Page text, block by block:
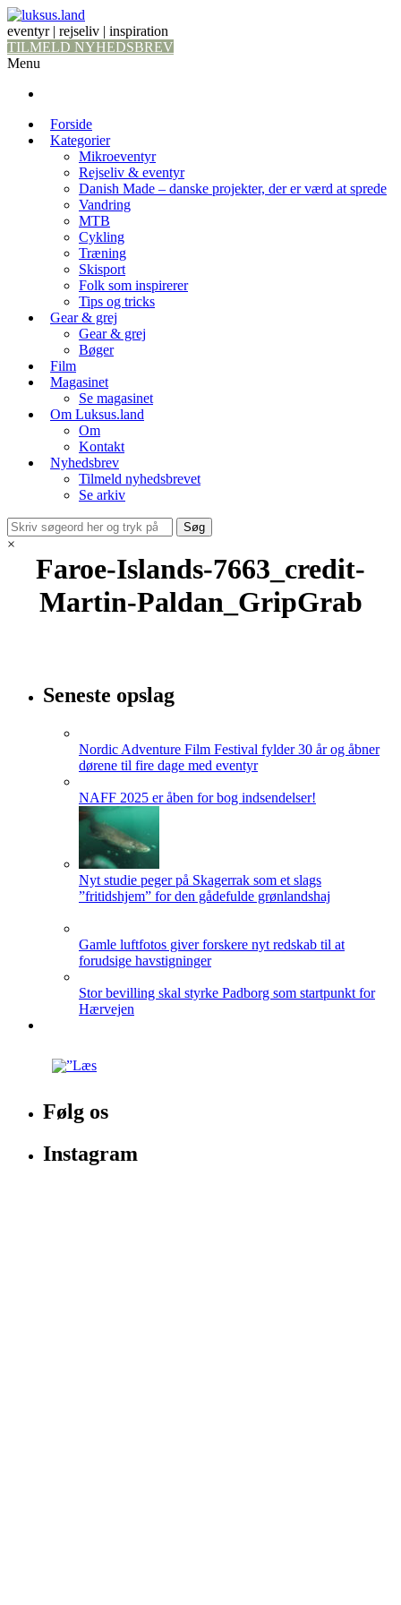
eventyr | rejseliv | inspiration
TILMELD NYHEDSBREV
Menu
Forside
Kategorier
Mikroeventyr
Rejseliv & eventyr
Danish Made – danske projekter, der er værd at sprede
Vandring
MTB
Cykling
Træning
Skisport
Folk som inspirerer
Tips og tricks
Gear & grej
Gear & grej
Bøger
Film
Magasinet
Se magasinet
Om Luksus.land
Om
Kontakt
Nyhedsbrev
Tilmeld nyhedsbrevet
Se arkiv
×
Faroe-Islands-7663_credit-
Martin-Paldan_GripGrab
Seneste opslag
Nordic Adventure Film Festival fylder 30 år og åbner
dørene til fire dage med eventyr
NAFF 2025 er åben for bog indsendelser!
Nyt studie peger på Skagerrak som et slags
”fritidshjem” for den gådefulde grønlandshaj
Gamle luftfotos giver forskere nyt redskab til at
forudsige havstigninger
Stor bevilling skal styrke Padborg som startpunkt for
Hærvejen
Følg os
Instagram